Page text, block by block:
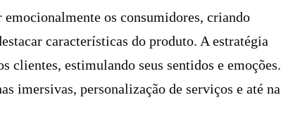
os consumidores, criando
características do produto. A estratégia
clientes, estimulando seus sentidos e emoções.
imersivas, personalização de serviços e até na